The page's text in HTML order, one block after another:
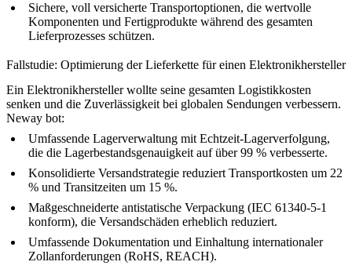
Sichere, voll versicherte Transportoptionen, die wertvolle
Komponenten und Fertigprodukte während des gesamten
Lieferprozesses schützen.
Fallstudie: Optimierung der Lieferkette für einen Elektronikhersteller
Ein Elektronikhersteller wollte seine gesamten Logistikkosten
senken und die Zuverlässigkeit bei globalen Sendungen verbessern.
Neway bot:
Umfassende Lagerverwaltung mit Echtzeit-Lagerverfolgung,
die die Lagerbestandsgenauigkeit auf über 99 % verbesserte.
Konsolidierte Versandstrategie reduziert Transportkosten um 22
% und Transitzeiten um 15 %.
Maßgeschneiderte antistatische Verpackung (IEC 61340-5-1
konform), die Versandschäden erheblich reduziert.
Umfassende Dokumentation und Einhaltung internationaler
Zollanforderungen (RoHS, REACH).